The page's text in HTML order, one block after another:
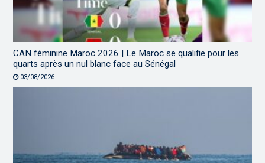
CAN féminine Maroc 2026 | Le Maroc se qualifie pour les
quarts après un nul blanc face au Sénégal
03/08/2026